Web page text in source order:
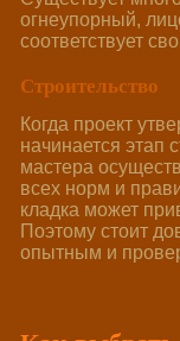
огнеупорный,
соответствует
Строительство
Когда проект
начинается этап
мастера
всех норм и
кладка может
Поэтому стоит
опытным и